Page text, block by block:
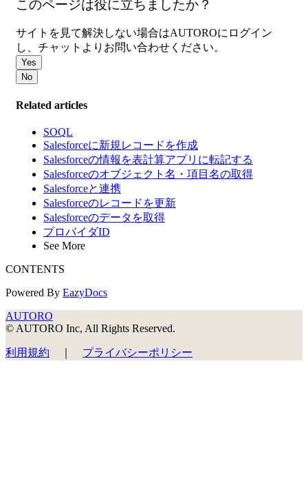
このページは役に立ちましたか？
サイトを見て解決しない場合はAUTOROにログイン
し、チャットよりお問い合わせください。
Yes
No
Related articles
SOQL
Salesforceに新規レコードを作成
Salesforceの情報を表計算アプリに転記する
Salesforceのオブジェクト名・項目名の取得
Salesforceと連携
Salesforceのレコードを更新
Salesforceのデータを取得
プロバイダID
See More
CONTENTS
Powered By EazyDocs
AUTORO
© AUTORO Inc, All Rights Reserved.
利用規約 プライバシーポリシー